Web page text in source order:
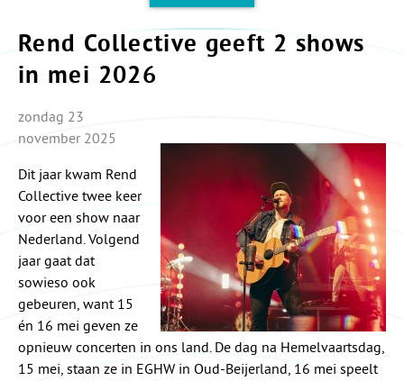
Rend Collective geeft 2 shows
in mei 2026
zondag 23
november 2025
Dit jaar kwam Rend
Collective twee keer
voor een show naar
Nederland. Volgend
jaar gaat dat
sowieso ook
gebeuren, want 15
én 16 mei geven ze
opnieuw concerten in ons land. De dag na Hemelvaartsdag,
15 mei, staan ze in EGHW in Oud-Beijerland, 16 mei speelt